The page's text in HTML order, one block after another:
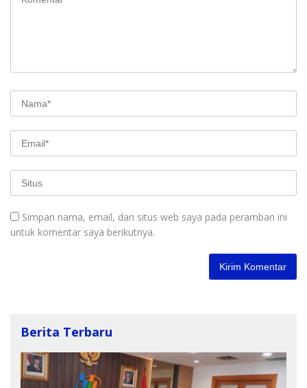
Simpan nama, email, dan situs web saya pada peramban ini
untuk komentar saya berikutnya.
Berita Terbaru